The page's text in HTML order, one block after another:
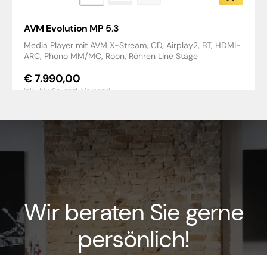
AVM Evolution MP 5.3
Media Player mit AVM X-Stream, CD, Airplay2, BT, HDMI-
ARC, Phono MM/MC, Roon, Röhren Line Stage
€7.990,00
inkl. MwSt., zzgl. Versand
Wir beraten Sie gerne
persönlich!